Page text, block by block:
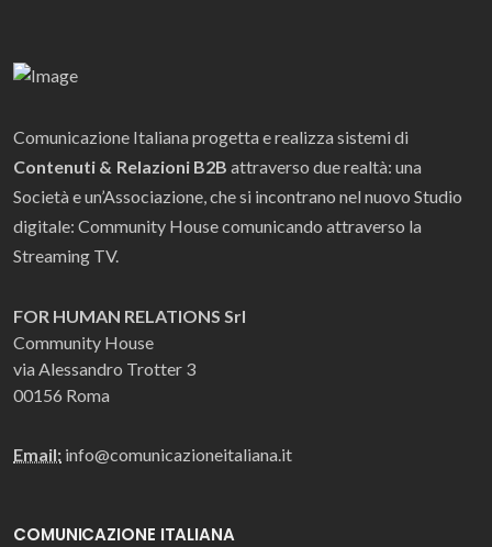
Comunicazione Italiana progetta e realizza sistemi di
Contenuti & Relazioni B2B attraverso due realtà: una
Società e un’Associazione, che si incontrano nel nuovo Studio
digitale: Community House comunicando attraverso la
Streaming TV.
FOR HUMAN RELATIONS Srl
Community House
via Alessandro Trotter 3
00156 Roma
Email: info@comunicazioneitaliana.it
COMUNICAZIONE ITALIANA